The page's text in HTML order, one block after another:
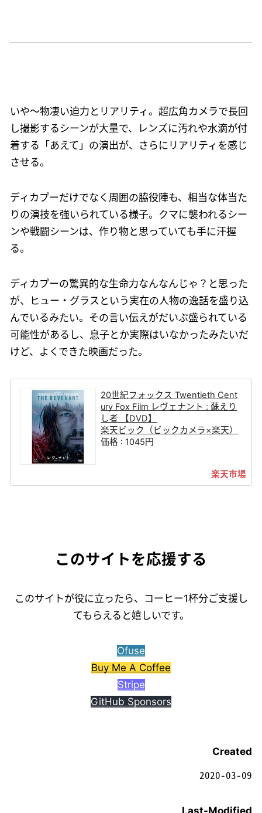
いや〜物凄い迫力とリアリティ。超広角カメラで長回
し撮影するシーンが大量で、レンズに汚れや水滴が付
着する「あえて」の演出が、さらにリアリティを感じ
させる。
ディカプーだけでなく周囲の脇役陣も、相当な体当た
りの演技を強いられている様子。クマに襲われるシー
ンや戦闘シーンは、作り物と思っていても手に汗握
る。
ディカプーの驚異的な生命力なんなんじゃ？と思った
が、ヒュー・グラスという実在の人物の逸話を盛り込
んでいるみたい。その言い伝えがだいぶ盛られている
可能性があるし、息子とか実際はいなかったみたいだ
けど、よくできた映画だった。
20世紀フォックス Twentieth Cent
ury Fox Film レヴェナント : 蘇えり
し者 【DVD】
楽天ビック（ビックカメラ×楽天）
価格 : 1045円
このサイトを応援する
このサイトが役に立ったら、コーヒー1杯分ご支援し
てもらえると嬉しいです。
Ofuse
Buy Me A Coffee
Stripe
GitHub Sponsors
Created
2020-03-09
Last-Modified